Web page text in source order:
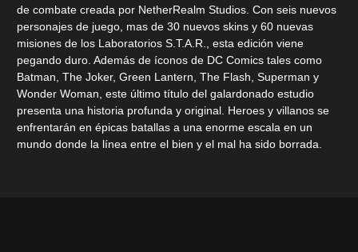
de combate creada por NetherRealm Studios. Con seis nuevos
personajes de juego, mas de 30 nuevos skins y 60 nuevas
misiones de los Laboratorios S.T.A.R., esta edición viene
pegando duro. Además de íconos de DC Comics tales como
Batman, The Joker, Green Lantern, The Flash, Superman y
Wonder Woman, este último título del galardonado estudio
presenta una historia profunda y original. Heroes y villanos se
enfrentarán en épicas batallas a una enorme escala en un
mundo donde la línea entre el bien y el mal ha sido borrada.